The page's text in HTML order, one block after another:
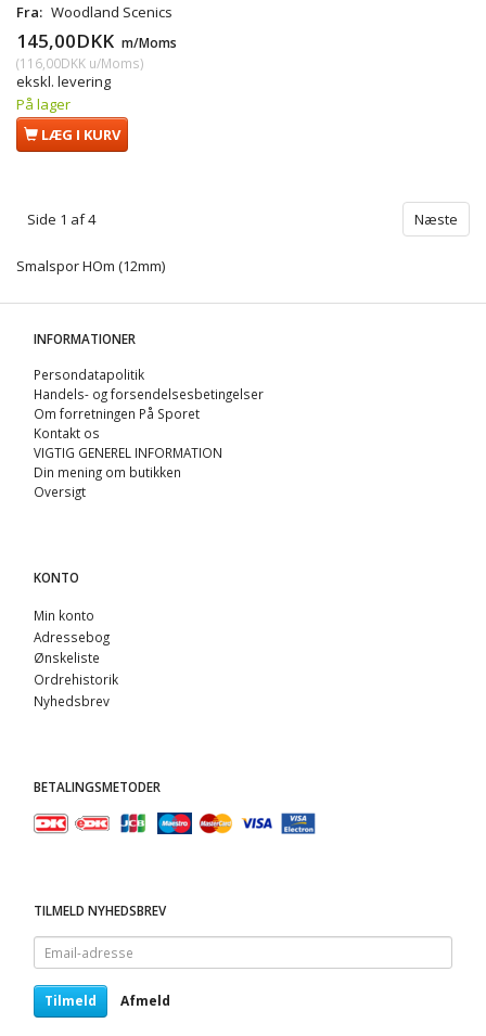
Fra: Woodland Scenics
145,00DKK m/Moms
(116,00DKK u/Moms)
ekskl. levering
På lager
LÆG I KURV
Side 1 af 4 Næste
Smalspor HOm (12mm)
INFORMATIONER
Persondatapolitik
Handels- og forsendelsesbetingelser
Om forretningen På Sporet
Kontakt os
VIGTIG GENEREL INFORMATION
Din mening om butikken
Oversigt
KONTO
Min konto
Adressebog
Ønskeliste
Ordrehistorik
Nyhedsbrev
BETALINGSMETODER
TILMELD NYHEDSBREV
Email-
adresse
Tilmeld Afmeld